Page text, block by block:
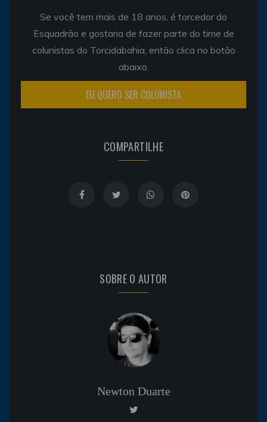
Se você tem mais de 18 anos, é torcedor do
Esquadrão e gostaria de fazer parte do time de
colunistas do Torcidabahia, então clica no botão
abaixo.
EU QUERO SER COLUNISTA
COMPARTILHE
SOBRE O AUTOR
Newton Duarte